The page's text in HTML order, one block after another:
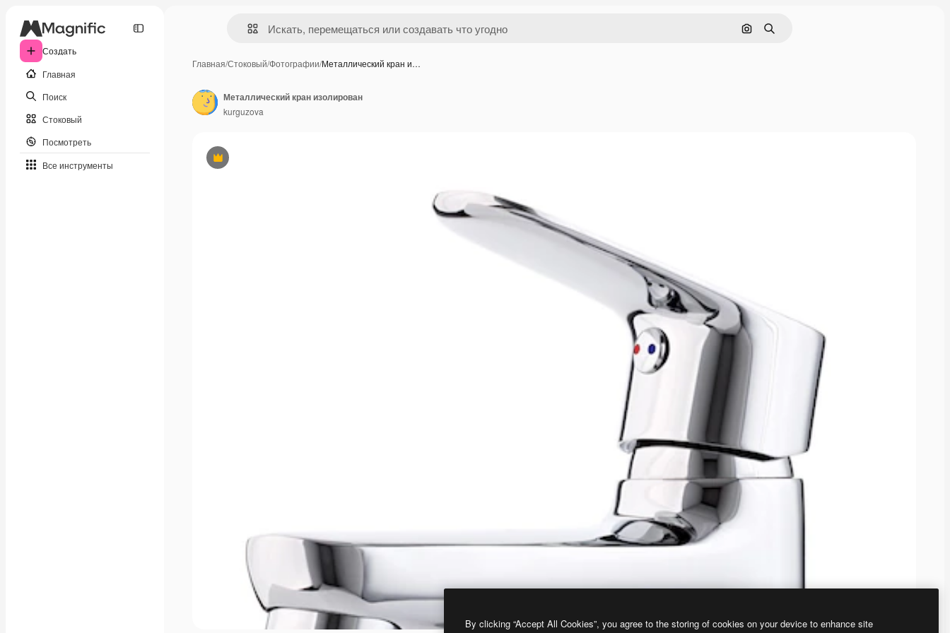
Создать
Главная
Поиск
Стоковый
Посмотреть
Все инструменты
Поиск по изображению
Поиск
Главная/Стоковый/Фотографии/Металлический кран и…
Премиум
Металлический кран изолирован
kurguzova
By clicking “Accept All Cookies”, you agree to the storing of cookies on your device to enhance site